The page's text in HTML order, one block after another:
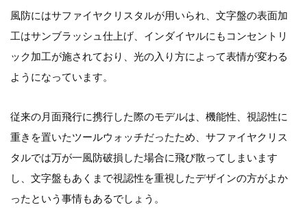
風防にはサファイヤクリスタルが用いられ、文字盤の表面加
工はサンブラッシュ仕上げ、インダイヤルにもコンセントリ
ック加工が施されており、光の入り方によって表情が変わる
ようになっています。
従来の月面飛行に携行した際のモデルは、機能性、視認性に
重きを置いたツールウォッチだったため、サファイヤクリス
タルでは万が一風防破損した場合に飛び散ってしまいます
し、文字盤もあくまで視認性を重視したデザインの方がよか
ったという事情もあるでしょう。